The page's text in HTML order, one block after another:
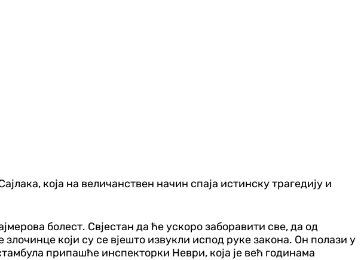
која на величанствен начин спаја истинску трагедију и
болест. Свјестан да ће ускоро заборавити све, да од
који су се вјешто извукли испод руке закона. Он полази у
припашће инспекторки Неври, која је већ годинама